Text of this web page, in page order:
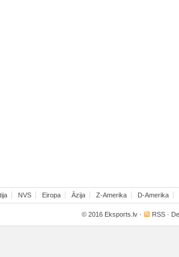
NVS Eiropa Āzija Z-Amerika D-Amerika
© 2016 Eksports.lv · RSS ·